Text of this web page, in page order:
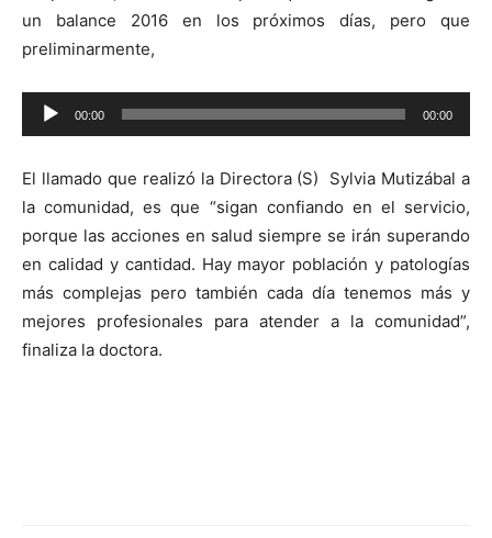
un balance 2016 en los próximos días, pero que
preliminarmente,
Reproductor
de
00:00 00:00
El llamado que realizó la Directora (S) Sylvia Mutizábal a
la comunidad, es que “sigan confiando en el servicio,
porque las acciones en salud siempre se irán superando
en calidad y cantidad. Hay mayor población y patologías
más complejas pero también cada día tenemos más y
mejores profesionales para atender a la comunidad”,
finaliza la doctora.